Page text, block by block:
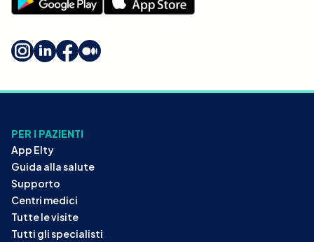
PER I PAZIENTI
App Elty
Guida alla salute
Supporto
Centri medici
Tutte le visite
Tutti gli specialisti